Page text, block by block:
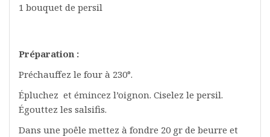
1 bouquet de persil
Préparation :
Préchauffez le four à 230°.
Épluchez et émincez l’oignon. Ciselez le persil.
Égouttez les salsifis.
Dans une poêle mettez à fondre 20 gr de beurre et